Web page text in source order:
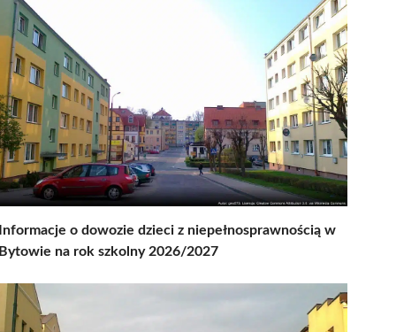
Informacje o dowozie dzieci z niepełnosprawnością w
Bytowie na rok szkolny 2026/2027